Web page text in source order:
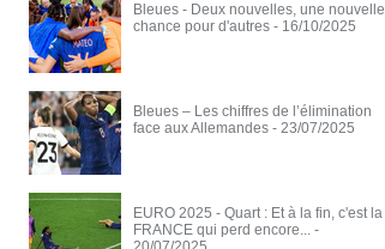
Bleues - Deux nouvelles, une nouvelle
chance pour d'autres - 16/10/2025
Bleues – Les chiffres de l’élimination
face aux Allemandes - 23/07/2025
EURO 2025 - Quart : Et à la fin, c'est la
FRANCE qui perd encore... -